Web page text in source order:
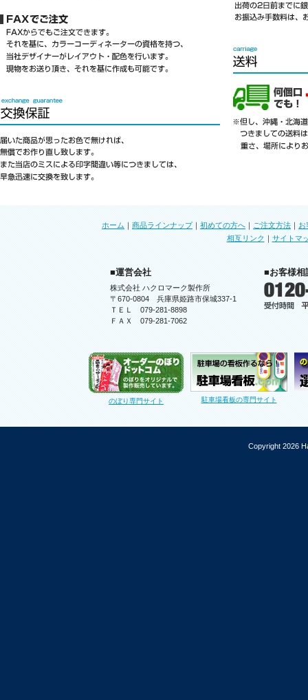
ホーム ｜ 商品ラインナップ｜ 初めての方へ ｜ ご注文方法 ｜ お
相互リンク ｜ サイトマ
■運営会社
株式会社 ハクロマーク製作所
〒670-0804 兵庫県姫路市保城337-1
ＴＥＬ 079-281-8898
ＦＡＸ 079-281-7062
■お客様相
のぼり専門サイト 駐車場看板の専門サイト
Copyright 2026